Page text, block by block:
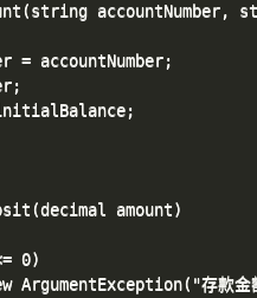
accountNumber,
= accountNumber;
amount)
0)
ArgumentException("存款金